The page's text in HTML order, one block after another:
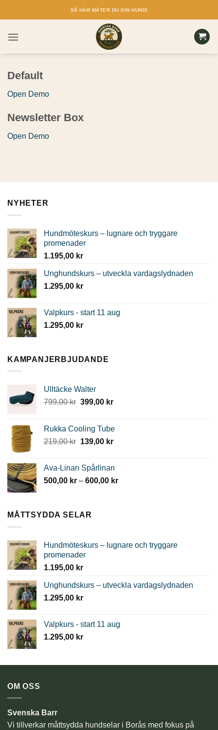
to
SÅ HÄR MÄTER DU DIN HUND!
Default
Open Demo
Newsletter Box
Open Demo
NYHETER
Hundmöteskurs – lugnare och tryggare
promenader
1.195,00 kr
Unghundskurs – utveckla vardagslydnaden
1.295,00 kr
Valpkurs - start 11 aug
1.295,00 kr
KAMPANJERBJUDANDE
Ulltäcke Walter
799,00kr Det
var:
799,00 kr.
399,00 krDet
är:
399,00 kr.
Rukka Cooling Tube
219,00kr Det
var:
219,00 kr.
139,00 krDet
är:
139,00 kr.
Ava-Linan Spårlinan
500,00 kr – 600,00 krPrisintervall:
MÅTTSYDDA SELAR
Hundmöteskurs – lugnare och tryggare
promenader
1.195,00 kr
Unghundskurs – utveckla vardagslydnaden
1.295,00 kr
Valpkurs - start 11 aug
1.295,00 kr
OM OSS
Svenska Barr
Vi tillverkar måttsydda hundselar i Borås med fokus på